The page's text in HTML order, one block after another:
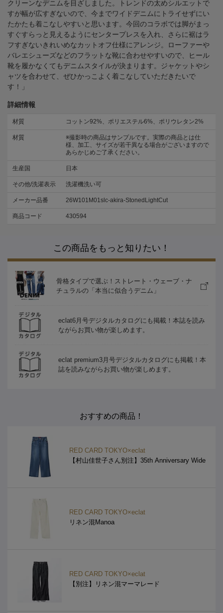
クリーンなデニムを目ざしました。トレンドの太めシルエットで
すが幅が広すぎないので、今までワイドデニムにトライせずにい
たかたも着こなしやすいと思います。今回のコラボでは脚がまっ
すぐすらっと見えるようにセンタープレスを入れ、さらに裾はラ
フすぎないきれいめなカットオフ仕様にアレンジ。ローファーや
バレエシューズなどのフラットな靴に合わせやすいので、ヒール
靴を履かなくてもデニムスタイルが決まります。ジャケットやシ
ャツを合わせて、ぜひかっこよく着こなしていただきたいで
す！」
詳細情報
材質 コットン92%、ポリエステル6%、ポリウレタン2%
材質
※撮影時の商品はサンプルです。実際の商品とは仕
様、加工、サイズが若干異なる場合がございますので
あらかじめご了承ください。
生産国 日本
その他/洗濯表示 洗濯機洗い可
メーカー品番 26W101M01slc-akira-StonedLightCut
商品コード 430594
この商品をもっと知りたい！
骨格タイプで選ぶ！ストレート・ウェーブ・ナ
チュラルの「本当に似合うデニム」
eclat6月号デジタルカタログにも掲載！本誌を読み
ながらお買い物が楽しめます。
eclat premium3月号デジタルカタログにも掲載！本
誌を読みながらお買い物が楽しめます。
おすすめの商品！
RED CARD TOKYO×eclat
【村山佳世子さん別注】35th Anniversary Wide
RED CARD TOKYO×eclat
リネン混Manoa
RED CARD TOKYO×eclat
【別注】リネン混マーマレード